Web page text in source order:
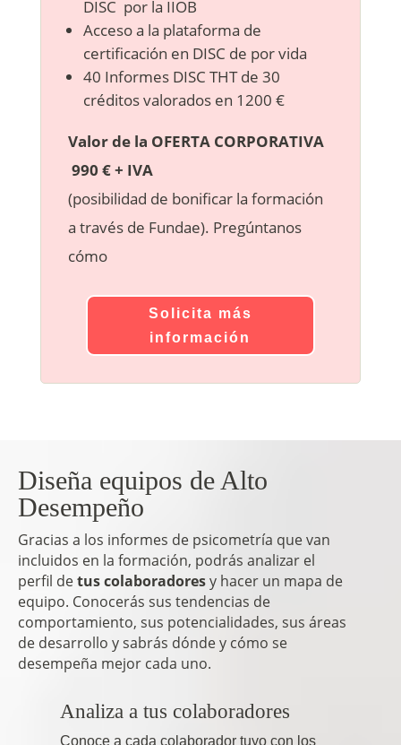
DISC por la IIOB
Acceso a la plataforma de
certificación en DISC de por vida
40 Informes DISC THT de 30
créditos valorados en 1200 €
Valor de la OFERTA CORPORATIVA
990 € + IVA
(posibilidad de bonificar la formación
a través de Fundae). Pregúntanos
cómo
Solicita más
información
Diseña equipos de Alto
Desempeño
Gracias a los informes de psicometría que van
incluidos en la formación, podrás analizar el
perfil detus colaboradoresy hacer un mapa de
equipo. Conocerás sus tendencias de
comportamiento, sus potencialidades, sus áreas
de desarrollo y sabrás dónde y cómo se
desempeña mejor cada uno.
Analiza a tus colaboradores
Conoce a cada colaborador tuyo con los